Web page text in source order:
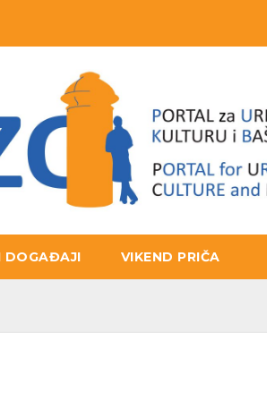
DOGAĐAJI VIKEND PRIČA